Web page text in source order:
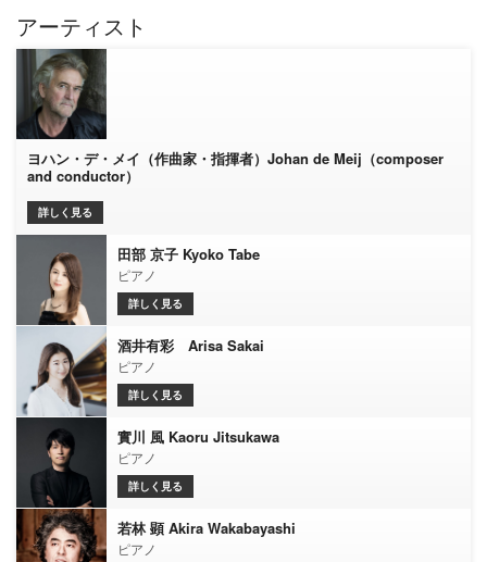
アーティスト
ヨハン・デ・メイ（作曲家・指揮者）Johan de Meij（composer
and conductor）
詳しく見る
田部 京子 Kyoko Tabe
ピアノ
詳しく見る
酒井有彩 Arisa Sakai
ピアノ
詳しく見る
實川 風 Kaoru Jitsukawa
ピアノ
詳しく見る
若林 顕 Akira Wakabayashi
ピアノ